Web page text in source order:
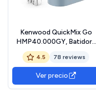
Kenwood QuickMix Go
HMP40.000GY, Batidora
de Varillas Eléctrica con
Funda Integrada, Varillas y
Ganchos de Amasar en
Acero Inoxidable, 5
Velocidades, Hecho con
4.5 78 reviews
Ver precio